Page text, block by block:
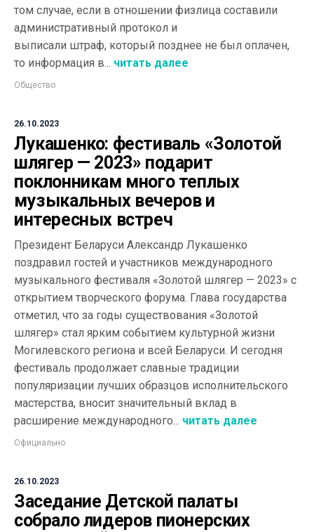
том случае, если в отношении физлица составили
административный протокол и
выписали штраф, который позднее не был оплачен,
то информация в... читать далее
Общество
26.10.2023
Лукашенко: фестиваль «Золотой
шлягер — 2023» подарит
поклонникам много теплых
музыкальных вечеров и
интересных встреч
Президент Беларуси Александр Лукашенко
поздравил гостей и участников международного
музыкального фестиваля «Золотой шлягер — 2023» с
открытием творческого форума. Глава государства
отметил, что за годы существования «Золотой
шлягер» стал ярким событием культурной жизни
Могилевского региона и всей Беларуси. И сегодня
фестиваль продолжает славные традиции
популяризации лучших образцов исполнительского
мастерства, вносит значительный вклад в
расширение международного... читать далее
Официально
26.10.2023
Заседание Детской палаты
собрало лидеров пионерских